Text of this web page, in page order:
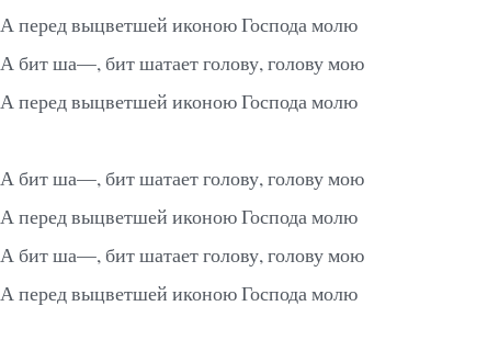
А перед выцветшей иконою Господа молю
А бит ша—, бит шатает голову, голову мою
А перед выцветшей иконою Господа молю
А бит ша—, бит шатает голову, голову мою
А перед выцветшей иконою Господа молю
А бит ша—, бит шатает голову, голову мою
А перед выцветшей иконою Господа молю